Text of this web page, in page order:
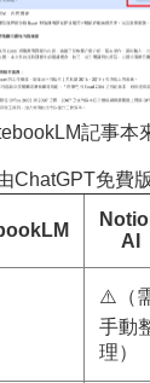
記事本
ChatGPT免費
AI
⚠️（
手動
理）